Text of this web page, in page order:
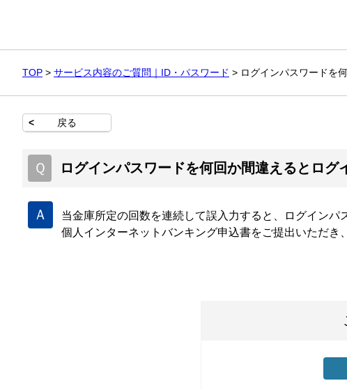
TOP > サービス内容のご質問｜ID・パスワード > ログインパスワードを
< 戻る
Ｑ ログインパスワードを何回か間違えるとログ
Ａ
当金庫所定の回数を連続して誤入力すると、ログイン
個人インターネットバンキング申込書をご提出いただき